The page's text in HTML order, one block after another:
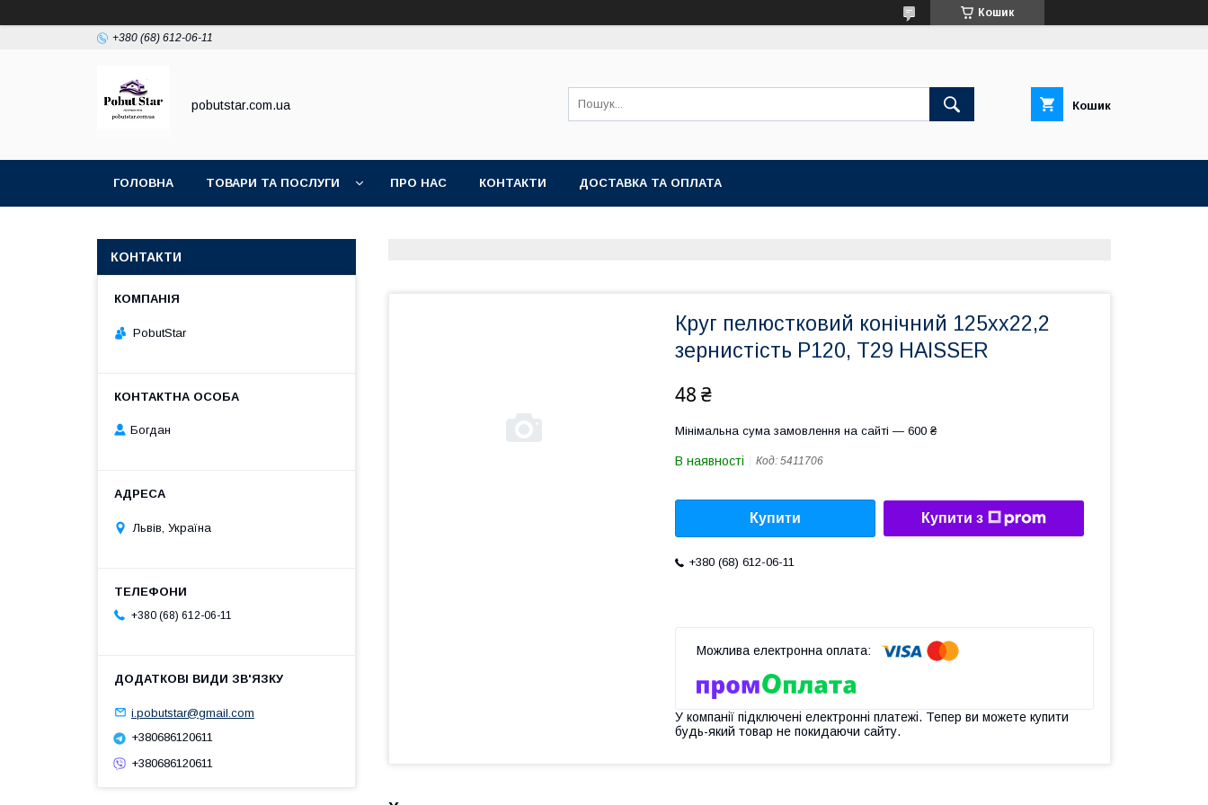
Кошик
+380 (68) 612-06-11
pobutstar.com.ua Кошик
ГОЛОВНА ТОВАРИ ТА ПОСЛУГИ ПРО НАС КОНТАКТИ ДОСТАВКА ТА ОПЛАТА
Круг пелюстковий конічний 125хх22,2
зернистість P120, Т29 HAISSER
48 ₴
Мінімальна сума замовлення на сайті — 600 ₴
В наявності Код: 5411706
Купити Купити з
+380 (68) 612-06-11
У компанії підключені електронні платежі. Тепер ви можете купити
будь-який товар не покидаючи сайту.
КОНТАКТИ
PobutStar
Богдан
Львів, Україна
+380 (68) 612-06-11
i.pobutstar@gmail.com
+380686120611
+380686120611